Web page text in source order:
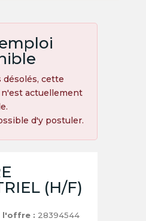
désolés, cette
actuellement
d'y postuler.
(H/F)
l'offre : 28394544